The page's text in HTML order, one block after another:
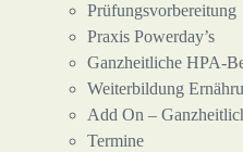
Prüfungsvorbereitung
Praxis Powerday’s
Ganzheitliche HPA-
Weiterbildung
Add On –
Termine